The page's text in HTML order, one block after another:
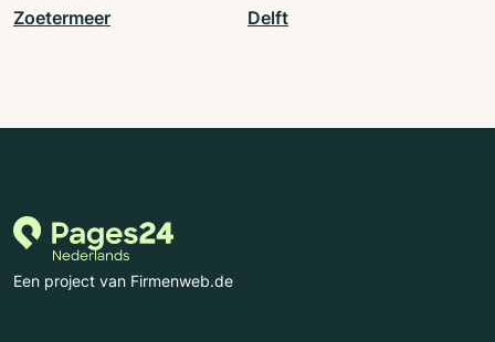
Zoetermeer Delft
Een project van Firmenweb.de